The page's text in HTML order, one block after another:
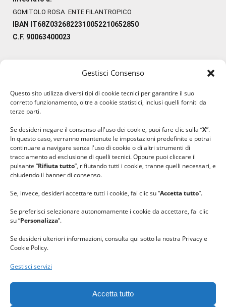
Gestisci Consenso
Questo sito utilizza diversi tipi di cookie tecnici per garantire il suo
corretto funzionamento, oltre a cookie statistici, inclusi quelli forniti da
terze parti.
Se desideri negare il consenso all'uso dei cookie, puoi fare clic sulla “X”.
In questo caso, verranno mantenute le impostazioni predefinite e potrai
continuare a navigare senza l'uso di cookie o di altri strumenti di
tracciamento ad esclusione di quelli tecnici. Oppure puoi cliccare il
pulsante “Rifiuta tutto”, rifiutando tutti i cookie, tranne quelli necessari, e
chiudendo il banner di consenso.
Se, invece, desideri accettare tutti i cookie, fai clic su “Accetta tutto”.
Se preferisci selezionare autonomamente i cookie da accettare, fai clic
su “Personalizza”.
Se desideri ulteriori informazioni, consulta qui sotto la nostra Privacy e
Cookie Policy.
Gestisci servizi
Accetta tutto
GOMITOLO ROSA ENTE FILANTROPICO
IBAN IT68Z0326822310052210652850
C.F. 90063400023
#lanaterapia
#ilcaloredellempatia